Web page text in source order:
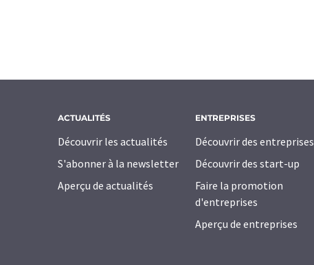
ACTUALITÉS
Découvrir les actualités
S'abonner à la newsletter
Aperçu de actualités
ENTREPRISES
Découvrir des entreprises
Découvrir des start-up
Faire la promotion
d'entreprises
Aperçu de entreprises